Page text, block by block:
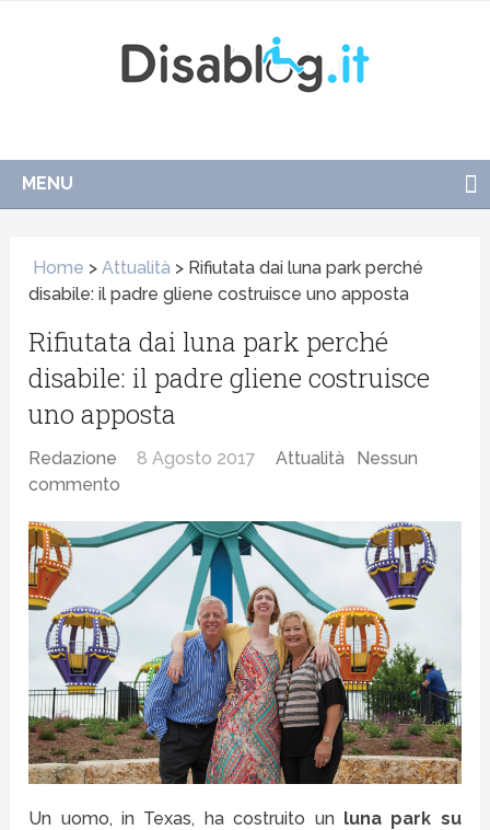
MENU
Home >Attualità > Rifiutata dai luna park perché
disabile: il padre gliene costruisce uno apposta
Rifiutata dai luna park perché
disabile: il padre gliene costruisce
uno apposta
Redazione 8 Agosto 2017 Attualità
Nessun
commento
Un uomo, in Texas, ha costruito unluna park su